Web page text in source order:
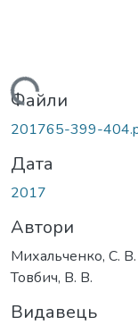
Файли
201765-399-
Дата
2017
Автори
Михальченко, С. В.
Товбич, В. В.
Видавець